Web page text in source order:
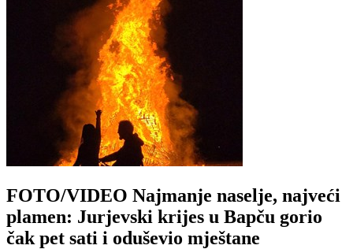
FOTO/VIDEO Najmanje naselje, najveći
plamen: Jurjevski krijes u Bapču gorio
čak pet sati i oduševio mještane